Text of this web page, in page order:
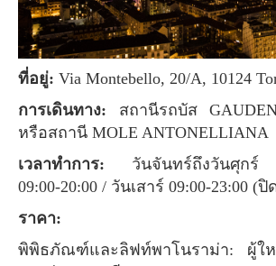
ที่อยู่: Via Montebello, 20/A, 10124
การเดินทาง: สถานีรถบัส
หรือสถานี MOLE ANTONELLIANA
เวลาทำการ: วันจันทร์ถึงวันศุก
09:00-20:00 / วันเสาร์ 09:00-23:00 (
ราคา:
พิพิธภัณฑ์และลิฟท์พาโนราม่า: ผู้ใหญ่ 15€ / อายุ